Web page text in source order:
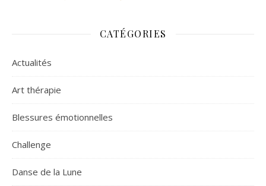
CATÉGORIES
Actualités
Art thérapie
Blessures émotionnelles
Challenge
Danse de la Lune